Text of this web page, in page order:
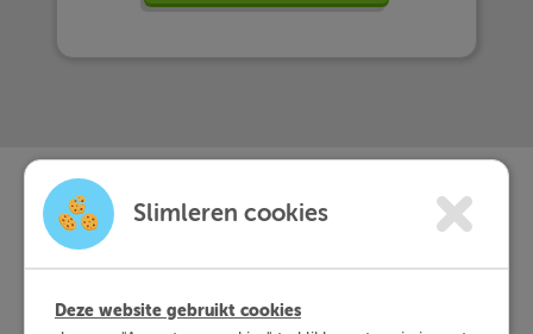
Wat is
Slimleren cookies
Deze website gebruikt cookies